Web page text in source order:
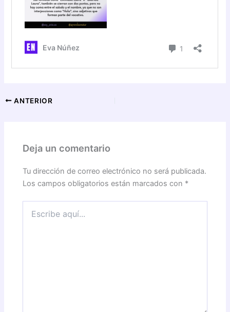
ANTERIOR
Deja un comentario
Tu dirección de correo electrónico no será publicada.
Los campos obligatorios están marcados con *
aquí...